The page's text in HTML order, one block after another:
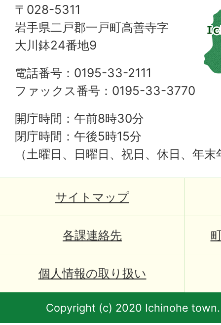
〒028-5311
岩手県二戸郡一戸町高善寺字
大川鉢24番地9
電話番号：0195-33-2111
ファックス番号：0195-33-3770
開庁時間：午前8時30分
閉庁時間：午後5時15分
（土曜日、日曜日、祝日、休日、年
サイトマップ
各課連絡先
個人情報の取り扱い
Copyright (c) 2020 Ichinohe